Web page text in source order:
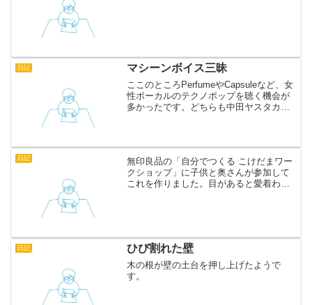
日記 マシーンボイス三昧
ここのところPerfumeやCapsuleなど、女
性ボーカルのテクノポップを聴く機会が
多かったです。どちらも中田ヤスタカさ
ノポップ...
日記
無印良品の「自分でつくる こけだまワー
クショップ」に子供と奥さんが参加して
これを作りました。目があると愛着わき
日記 ひび割れた壁
木の根が壁の土台を押し上げたようで
す。